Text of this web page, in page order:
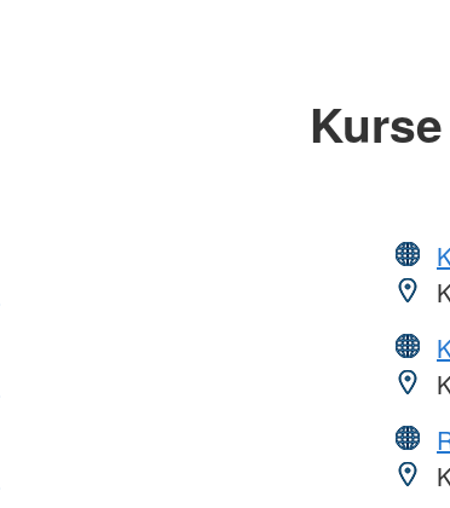
Kurse